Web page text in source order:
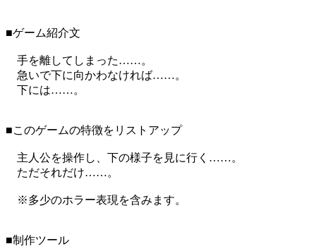
■ゲーム紹介文
手を離してしまった……。
急いで下に向かわなければ……。
下には……。
■このゲームの特徴をリストアップ
主人公を操作し、下の様子を見に行く……。
ただそれだけ……。
※多少のホラー表現を含みます。
■制作ツール